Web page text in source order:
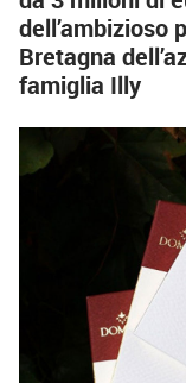
dell’ambizioso
Bretagna
famiglia Illy